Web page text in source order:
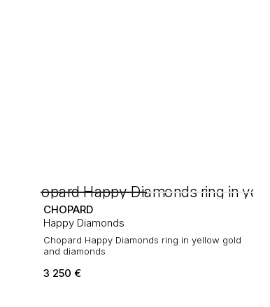
CHOPARD
Happy Diamonds
Chopard Happy Diamonds ring in yellow gold
and diamonds
3 250 €